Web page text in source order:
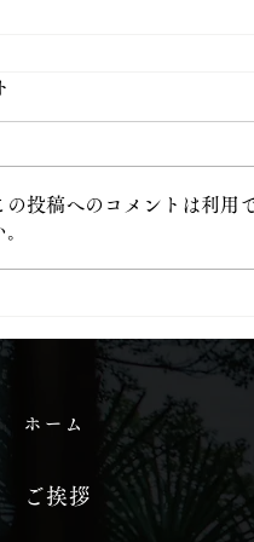
の投稿へのコメントは利用
。
ホーム
ご挨拶